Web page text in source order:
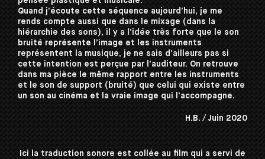
Quand j’écoute cette séquence aujourd’hui, je me
rends compte aussi que dans le mixage (dans la
hiérarchie des sons), il y a l’idée très forte que le son
bruité représente l’image et les instruments
représentent la musique, je ne sais d’ailleurs pas si
cette intention est perçue par l’auditeur. On retrouve
dans ma pièce le même rapport entre les instruments
et le son de support (bruité) que celui qui existe entre
un son au cinéma et la vraie image qui l’accompagne.
H.B. / Juin 2020
Ici la traduction sonore est collée au film qui a servi de